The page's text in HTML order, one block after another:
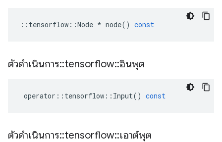
:: tensorflow ::Node * node() const
ตัวดำเนินการ::tensorflow::อินพุต
operator :: tensorflow :: Input() const
ตัวดำเนินการ::tensorflow::เอาต์พุต